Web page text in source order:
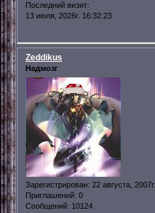
Последний визит:
13 июля, 2026г. 16:32:23
Zeddikus
Надмозг
Зарегистрирован: 22 августа, 2007г.
Приглашений: 0
Сообщений: 10124